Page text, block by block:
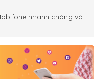
nhanh chóng và